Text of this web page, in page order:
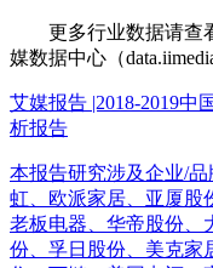
更多行业数据请查
媒数据中心（
艾媒报告 |2018-2019中
析报告
本报告研究涉及企业/
虹、欧派家居、亚厦股
老板电器、华帝股份、
份、孚日股份、美克家